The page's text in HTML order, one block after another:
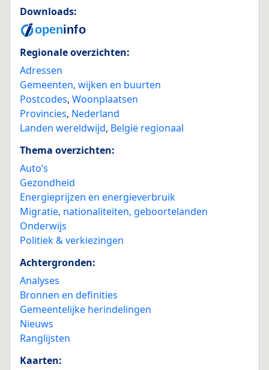
Downloads:
Regionale overzichten:
Adressen
Gemeenten, wijken en buurten
Postcodes, Woonplaatsen
Provincies, Nederland
Landen wereldwijd, België regionaal
Thema overzichten:
Auto’s
Gezondheid
Energieprijzen en energieverbruik
Migratie, nationaliteiten, geboortelanden
Onderwijs
Politiek & verkiezingen
Achtergronden:
Analyses
Bronnen en definities
Gemeentelijke herindelingen
Nieuws
Ranglijsten
Kaarten: